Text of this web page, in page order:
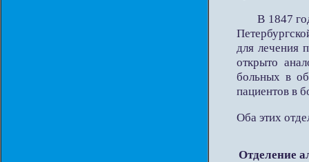
В 1847
для лечения
открыто
больных в
пациентов в
Оба этих
Отделение